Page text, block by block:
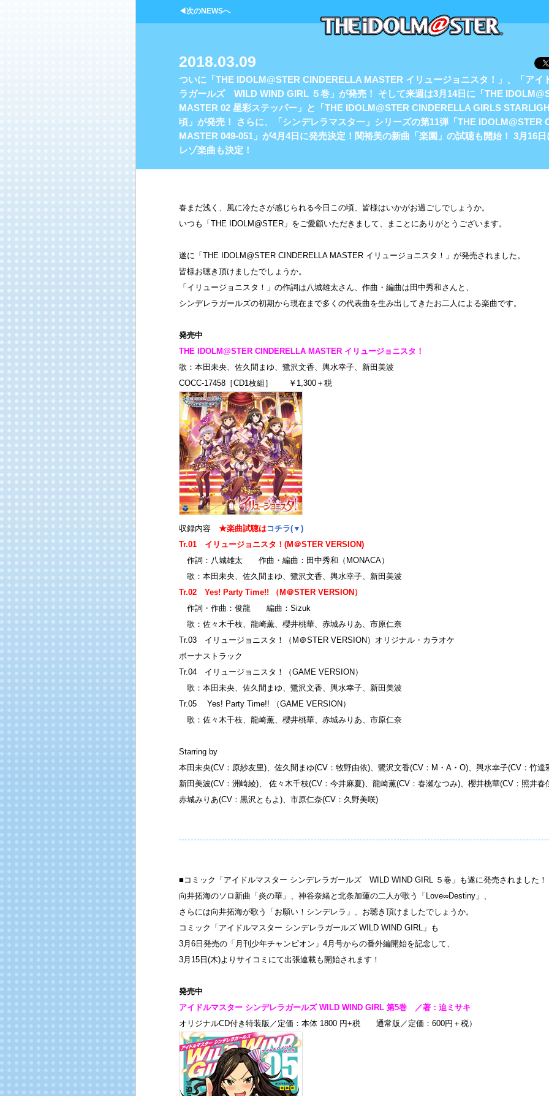
◀次のNEWSへ
2018.03.09
ついに「THE IDOLM@STER CINDERELLA MASTER イリュージョニスタ！」、「アイ
ラガールズ WILD WIND GIRL ５巻」が発売！ そして来週は3月14日に「THE
MASTER 02 星彩ステッパー」と「THE IDOLM@STER CINDERELLA GIRLS
頃」が発売！ さらに、「シンデレラマスター」シリーズの第11弾「THE IDOLM@STER
MASTER 049-051」が4月4日に発売決定！関裕美の新曲「楽園」の試聴も開始！ 3月16
レゾ楽曲も決定！
春まだ浅く、風に冷たさが感じられる今日この頃、皆様はいかがお過ごしでしょうか。
いつも「THE IDOLM@STER」をご愛顧いただきまして、まことにありがとうございます。
遂に「THE IDOLM@STER CINDERELLA MASTER イリュージョニスタ！」が発売されました。
皆様お聴き頂けましたでしょうか。
「イリュージョニスタ！」の作詞は八城雄太さん、作曲・編曲は田中秀和さんと、
シンデレラガールズの初期から現在まで多くの代表曲を生み出してきたお二人による楽曲です。
発売中
THE IDOLM@STER CINDERELLA MASTER イリュージョニスタ！
歌：本田未央、佐久間まゆ、鷺沢文香、輿水幸子、新田美波
COCC-17458［CD1枚組］ ￥1,300＋税
収録内容 ★楽曲試聴はコチラ(▼ )
Tr.01 イリュージョニスタ！(M＠STER VERSION)
作詞：八城雄太 作曲・編曲：田中秀和（MONACA）
歌：本田未央、佐久間まゆ、鷺沢文香、輿水幸子、新田美波
Tr.02 Yes! Party Time!! （M＠STER VERSION）
作詞・作曲：俊龍 編曲：Sizuk
歌：佐々木千枝、龍崎薫、櫻井桃華、赤城みりあ、市原仁奈
Tr.03 イリュージョニスタ！（M＠STER VERSION）オリジナル・カラオケ
ボーナストラック
Tr.04 イリュージョニスタ！（GAME VERSION）
歌：本田未央、佐久間まゆ、鷺沢文香、輿水幸子、新田美波
Tr.05 Yes! Party Time!! （GAME VERSION）
歌：佐々木千枝、龍崎薫、櫻井桃華、赤城みりあ、市原仁奈
Starring by
本田未央(CV：原紗友里)、佐久間まゆ(CV：牧野由依)、鷺沢文香(CV：M・A・O)、輿水幸子(CV：竹達
新田美波(CV：洲崎綾)、 佐々木千枝(CV：今井麻夏)、龍崎薫(CV：春瀬なつみ)、櫻井桃華(CV：照井春
赤城みりあ(CV：黒沢ともよ)、市原仁奈(CV：久野美咲)
■コミック「アイドルマスター シンデレラガールズ WILD WIND GIRL ５巻」も遂に発売されました！
向井拓海のソロ新曲「炎の華」、神谷奈緒と北条加蓮の二人が歌う「Love∞Destiny」、
さらには向井拓海が歌う「お願い！シンデレラ」、お聴き頂けましたでしょうか。
コミック「アイドルマスター シンデレラガールズ WILD WIND GIRL」も
3月6日発売の「月刊少年チャンピオン」4月号からの番外編開始を記念して、
3月15日(木)よりサイコミにて出張連載も開始されます！
発売中
アイドルマスター シンデレラガールズ WILD WIND GIRL 第5巻 ／著：迫ミサキ
オリジナルCD付き特装版／定価：本体 1800 円+税 通常版／定価：600円＋税）